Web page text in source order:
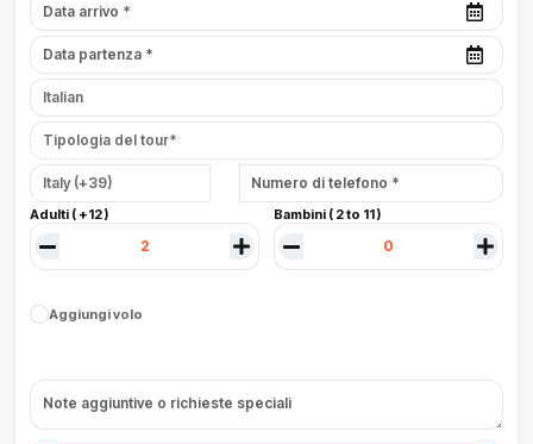
Adulti ( +12 ) Bambini ( 2 to 11 )
Aggiungi volo